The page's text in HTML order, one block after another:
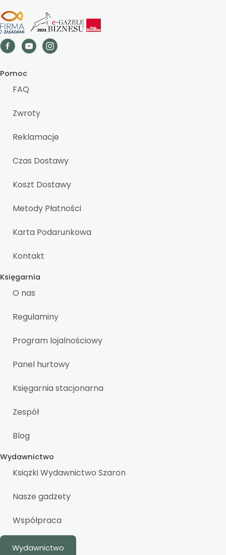
Pomoc
FAQ
Zwroty
Reklamacje
Czas Dostawy
Koszt Dostawy
Metody Płatności
Karta Podarunkowa
Kontakt
Księgarnia
O nas
Regulaminy
Program lojalnościowy
Panel hurtowy
Księgarnia stacjonarna
Zespół
Blog
Wydawnictwo
Książki Wydawnictwo Szaron
Nasze gadżety
Współpraca
Wydawnictwo